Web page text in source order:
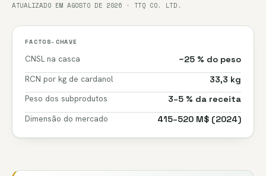
ATUALIZADO EM AGOSTO DE 2026 · TTQ CO. LTD.
FACTOS-CHAVE
CNSL na casca
~25 % do peso
RCN por kg de cardanol
33,3 kg
Peso dos subprodutos
3–5 % da receita
Dimensão do mercado
415–520 M$ (2024)